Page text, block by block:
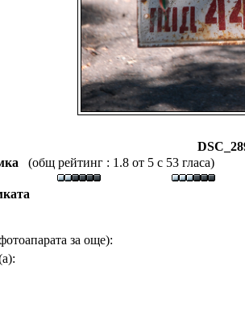
(общ рейтинг : 1.8 от 5 с 53 гласа)
за още):